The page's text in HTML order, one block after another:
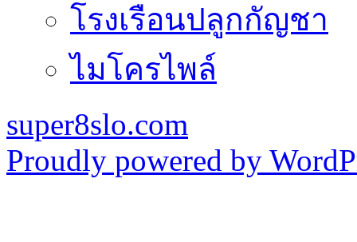
โรงเรือนปลูกกัญชา
ไมโครไพล์
super8slo.com
Proudly powered by